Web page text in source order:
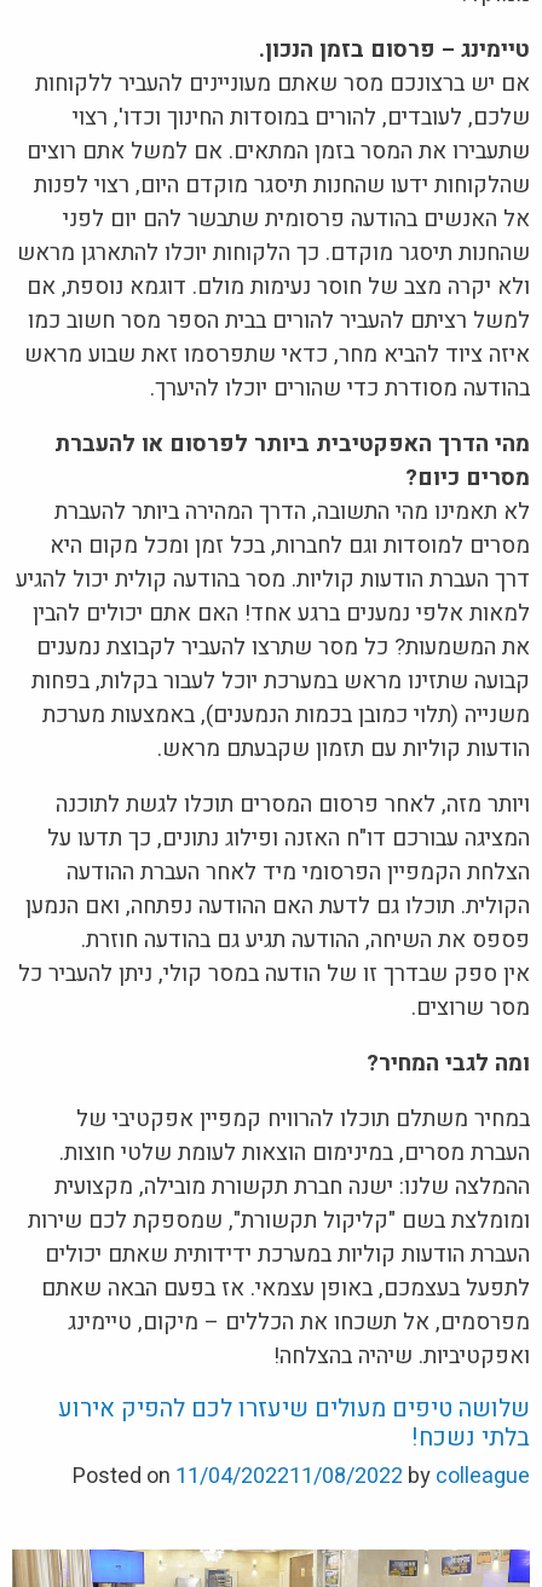
טיימינג – פרסום בזמן הנכון.
אם יש ברצונכם מסר שאתם מעוניינים להעביר ללקוחות
שלכם, לעובדים, להורים במוסדות החינוך וכדו', רצוי
שתעבירו את המסר בזמן המתאים. אם למשל אתם רוצים
שהלקוחות ידעו שהחנות תיסגר מוקדם היום, רצוי לפנות
אל האנשים בהודעה פרסומית שתבשר להם יום לפני
שהחנות תיסגר מוקדם. כך הלקוחות יוכלו להתארגן מראש
ולא יקרה מצב של חוסר נעימות מולם. דוגמא נוספת, אם
למשל רציתם להעביר להורים בבית הספר מסר חשוב כמו
איזה ציוד להביא מחר, כדאי שתפרסמו זאת שבוע מראש
בהודעה מסודרת כדי שהורים יוכלו להיערך.
מהי הדרך האפקטיבית ביותר לפרסום או להעברת
מסרים כיום?
לא תאמינו מהי התשובה, הדרך המהירה ביותר להעברת
מסרים למוסדות וגם לחברות, בכל זמן ומכל מקום היא
דרך העברת הודעות קוליות. מסר בהודעה קולית יכול להגיע
למאות אלפי נמענים ברגע אחד! האם אתם יכולים להבין
את המשמעות? כל מסר שתרצו להעביר לקבוצת נמענים
קבועה שתזינו מראש במערכת יוכל לעבור בקלות, בפחות
משנייה (תלוי כמובן בכמות הנמענים), באמצעות מערכת
הודעות קוליות עם תזמון שקבעתם מראש.
ויותר מזה, לאחר פרסום המסרים תוכלו לגשת לתוכנה
המציגה עבורכם דו"ח האזנה ופילוג נתונים, כך תדעו על
הצלחת הקמפיין הפרסומי מיד לאחר העברת ההודעה
הקולית. תוכלו גם לדעת האם ההודעה נפתחה, ואם הנמען
פספס את השיחה, ההודעה תגיע גם בהודעה חוזרת.
אין ספק שבדרך זו של הודעה במסר קולי, ניתן להעביר כל
מסר שרוצים.
ומה לגבי המחיר?
במחיר משתלם תוכלו להרוויח קמפיין אפקטיבי של
העברת מסרים, במינימום הוצאות לעומת שלטי חוצות.
ההמלצה שלנו: ישנה חברת תקשורת מובילה, מקצועית
ומומלצת בשם "קליקול תקשורת", שמספקת לכם שירות
העברת הודעות קוליות במערכת ידידותית שאתם יכולים
לתפעל בעצמכם, באופן עצמאי. אז בפעם הבאה שאתם
מפרסמים, אל תשכחו את הכללים – מיקום, טיימינג
ואפקטיביות. שיהיה בהצלחה!
שלושה טיפים מעולים שיעזרו לכם להפיק אירוע
בלתי נשכח!
Posted on 11/04/202211/08/2022 bycolleague